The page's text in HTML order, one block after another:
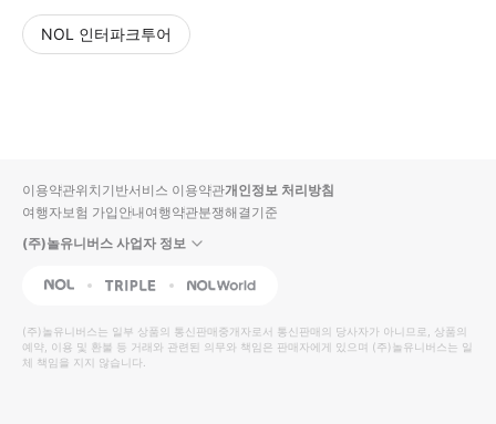
NOL 인터파크투어
입니
다.
높
은
순
동
영
상
순
상
이용약관위치기반서비스 이용약관개인정보 처리방침
여행자보험 가입안내여행약관분쟁해결기준
(주)놀유니버스 사업자 정보
NOL Triple Interpark Global
(주)놀유니버스는 일부 상품의 통신판매중개자로서 통신판매의 당사자가 아니므로, 상품의
예약, 이용 및 환불 등 거래와 관련된 의무와 책임은 판매자에게 있으며 (주)놀유니버스는 일
체 책임을 지지 않습니다.